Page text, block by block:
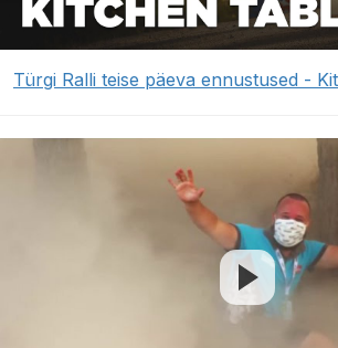
Türgi Ralli teise päeva ennustused -